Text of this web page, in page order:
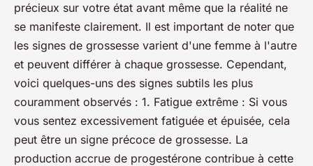
précieux sur votre état avant même que la réalité ne
se manifeste clairement. Il est important de noter que
les signes de grossesse varient d'une femme à l'autre
et peuvent différer à chaque grossesse. Cependant,
voici quelques-uns des signes subtils les plus
couramment observés : 1. Fatigue extrême : Si vous
vous sentez excessivement fatiguée et épuisée, cela
peut être un signe précoce de grossesse. La
production accrue de progestérone contribue à cette